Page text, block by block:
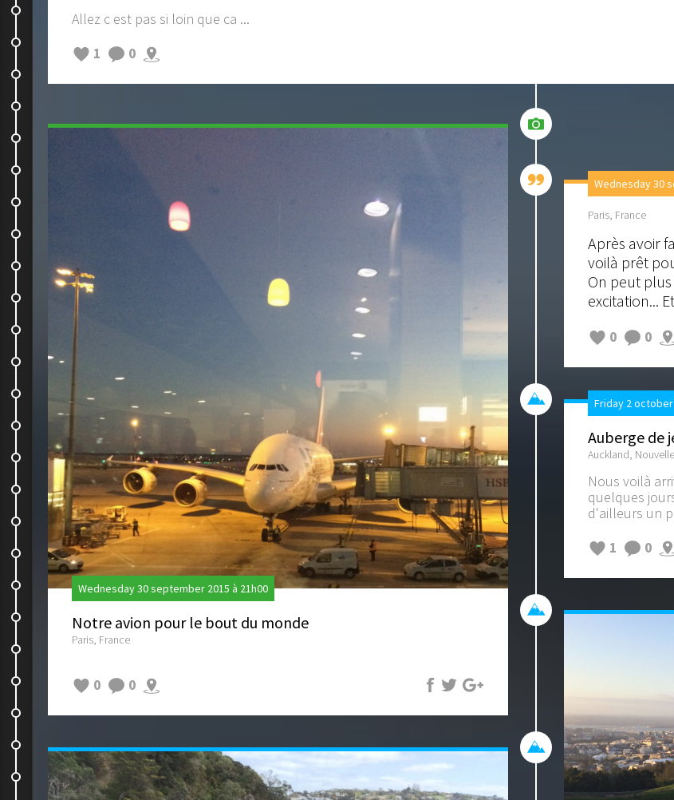
On the sea and on the road !
Changement de programme !
Sur la route
Notre premier boulot en NZ
Fini les kiwis
Une petite semaine dans la...
Journée cascades
On evite la pluie !
Cathedral Cove
Castel Rock
The Pinnacles
On a de la visite
Ballade dans le Coromandel
Allez c est pas si loin que ca ...
1
0
Wednesday 30 september 2015 à 21h00
Notre avion pour le bout du monde
Paris, France
0 0
Wednesday 30
Paris, France
Après avoir
voilà prêt
On peut
excitation...
0 0
Friday 2 october
Auberge de
Auckland,
Nous voilà
quelques
d'ailleurs un
1
0